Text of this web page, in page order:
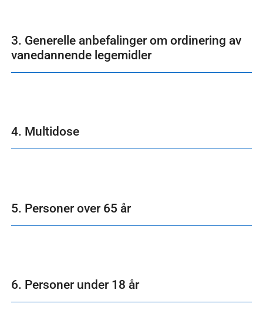
3. Generelle anbefalinger om ordinering av
vanedannende legemidler
4. Multidose
5. Personer over 65 år
6. Personer under 18 år